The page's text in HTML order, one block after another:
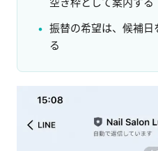
振替の希望は、候補日
る